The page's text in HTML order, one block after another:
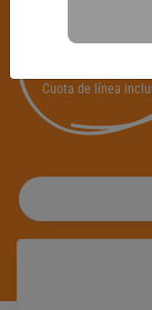
6
Cuota de línea